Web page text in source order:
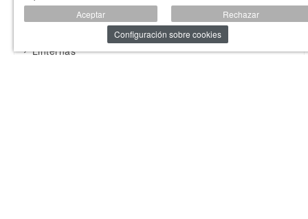
Aceptar
Rechazar
Configuración sobre cookies